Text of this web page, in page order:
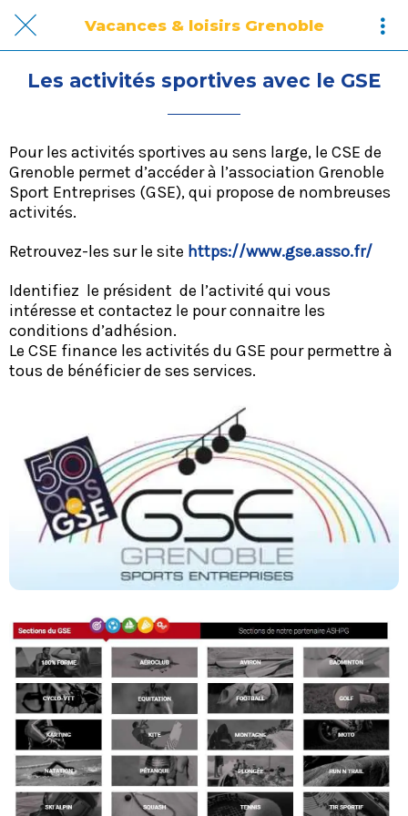
Vacances & loisirs Grenoble
Les activités sportives avec le GSE
Pour les activités sportives au sens large, le CSE de
Grenoble permet d’accéder à l’association Grenoble
Sport Entreprises (GSE), qui propose de nombreuses
activités.
Retrouvez-les sur le site https://www.gse.asso.fr/
Identifiez le président de l’activité qui vous
intéresse et contactez le pour connaitre les
conditions d’adhésion.
Le CSE finance les activités du GSE pour permettre à
tous de bénéficier de ses services.